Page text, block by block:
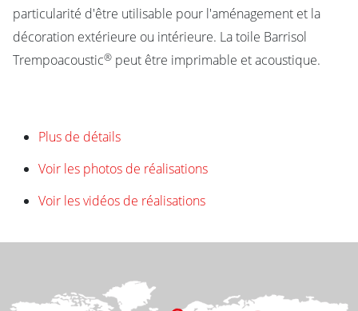
particularité d'être utilisable pour l'aménagement et la
décoration extérieure ou intérieure. La toile Barrisol
Trempoacoustic® peut être imprimable et acoustique.
Plus de détails
Voir les photos de réalisations
Voir les vidéos de réalisations